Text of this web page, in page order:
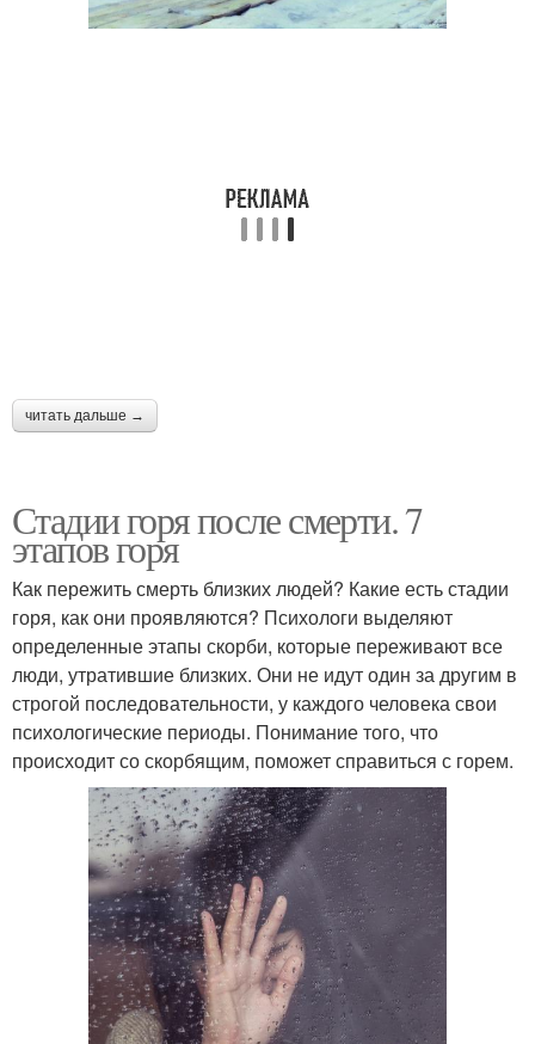
читать дальше →
Стадии горя после смерти. 7
этапов горя
Как пережить смерть близких людей? Какие есть стадии
горя, как они проявляются? Психологи выделяют
определенные этапы скорби, которые переживают все
люди, утратившие близких. Они не идут один за другим в
строгой последовательности, у каждого человека свои
психологические периоды. Понимание того, что
происходит со скорбящим, поможет справиться с горем.